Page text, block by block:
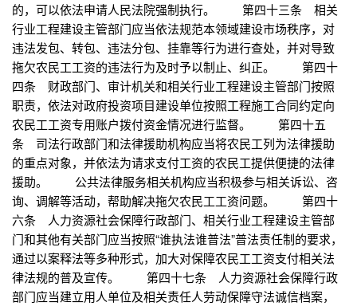
的，可以依法申请人民法院强制执行。 第四十三条 相关
行业工程建设主管部门应当依法规范本领域建设市场秩序，对
违法发包、转包、违法分包、挂靠等行为进行查处，并对导致
拖欠农民工工资的违法行为及时予以制止、纠正。 第四十
四条 财政部门、审计机关和相关行业工程建设主管部门按照
职责，依法对政府投资项目建设单位按照工程施工合同约定向
农民工工资专用账户拨付资金情况进行监督。 第四十五
条 司法行政部门和法律援助机构应当将农民工列为法律援助
的重点对象，并依法为请求支付工资的农民工提供便捷的法律
援助。 公共法律服务相关机构应当积极参与相关诉讼、咨
询、调解等活动，帮助解决拖欠农民工工资问题。 第四十
六条 人力资源社会保障行政部门、相关行业工程建设主管部
门和其他有关部门应当按照“谁执法谁普法”普法责任制的要求，
通过以案释法等多种形式，加大对保障农民工工资支付相关法
律法规的普及宣传。 第四十七条 人力资源社会保障行政
部门应当建立用人单位及相关责任人劳动保障守法诚信档案，